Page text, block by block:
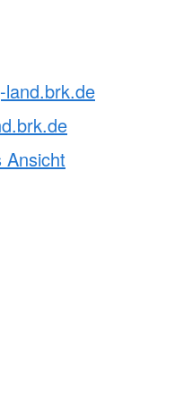
Datenschutz
land.brk.de
Ansicht